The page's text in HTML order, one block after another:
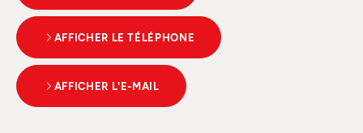
AFFICHER LE TÉLÉPHONE
AFFICHER L'E-MAIL